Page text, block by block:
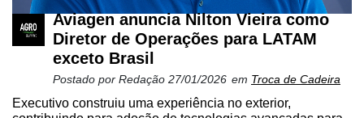
Aviagen anuncia Nilton Vieira como
Diretor de Operações para LATAM
exceto Brasil
Postado por Redação 27/01/2026 em Troca de Cadeira
Executivo construiu uma experiência no exterior,